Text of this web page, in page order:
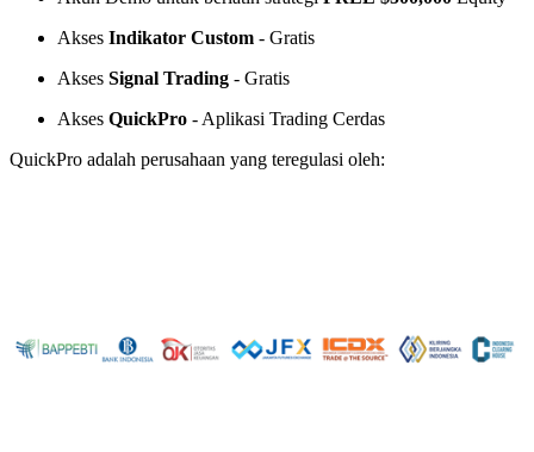
Akses Indikator Custom - Gratis
Akses Signal Trading - Gratis
Akses QuickPro - Aplikasi Trading Cerdas
QuickPro adalah perusahaan yang teregulasi oleh: